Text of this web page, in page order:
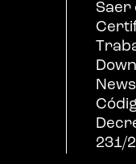
Saer
231/